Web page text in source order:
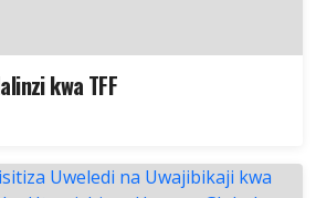
kwa TFF